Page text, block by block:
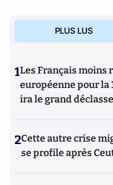
PLUS LUS
1Les Français moins
européenne pour la
ira le grand
2Cette autre crise
se profile après